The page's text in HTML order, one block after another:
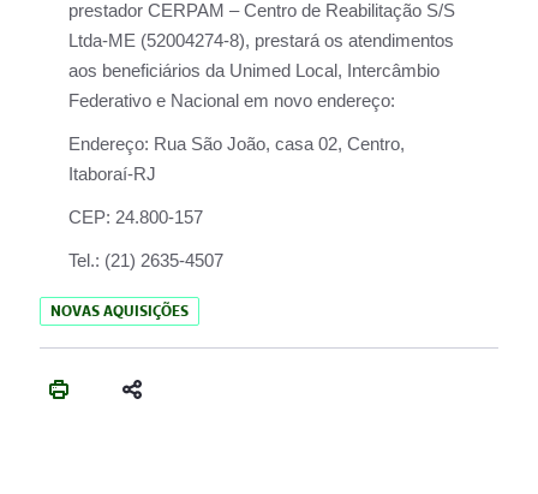
prestador CERPAM – Centro de Reabilitação S/S
Ltda-ME (52004274-8), prestará os atendimentos
aos beneficiários da Unimed Local, Intercâmbio
Federativo e Nacional em novo endereço:
Endereço: Rua São João, casa 02, Centro,
Itaboraí-RJ
CEP: 24.800-157
Tel.: (21) 2635-4507
NOVAS AQUISIÇÕES